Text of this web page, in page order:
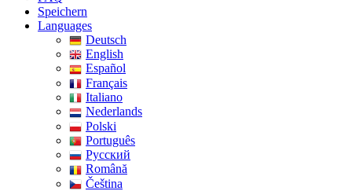
Speichern
Languages
Deutsch
English
Español
Français
Italiano
Nederlands
Polski
Português
Pусский
Română
Čeština